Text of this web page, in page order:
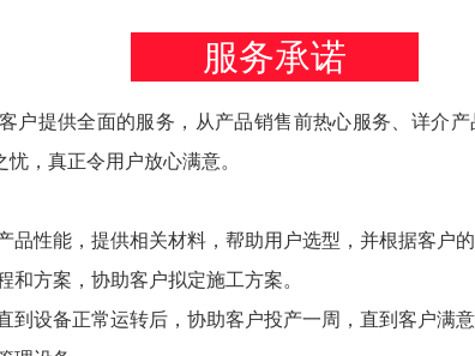
服务承诺
提供全面的服务，从产品销售前热心服务、详介产
，真正令用户放心满意。
性能，提供相关材料，帮助用户选型，并根据客户的
方案，协助客户拟定施工方案。
设备正常运转后，协助客户投产一周，直到客户满意